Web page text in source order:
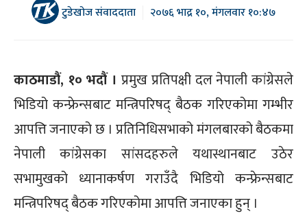
टुडेखोज संवाददाता २०७६ भाद्र १०, मंगलवार १०:४७
काठमाडौं, १० भदौं ।प्रमुख प्रतिपक्षी दल नेपाली कांग्रेसले
भिडियो कन्फ्रेन्सबाट मन्त्रिपरिषद् बैठक गरिएकोमा गम्भीर
आपत्ति जनाएको छ । प्रतिनिधिसभाको मंगलबारको बैठकमा
नेपाली कांग्रेसका सांसदहरुले यथास्थानबाट उठेर
सभामुखको ध्यानाकर्षण गराउँदै भिडियो कन्फ्रेन्सबाट
मन्त्रिपरिषद् बैठक गरिएकोमा आपत्ति जनाएका हुन् ।